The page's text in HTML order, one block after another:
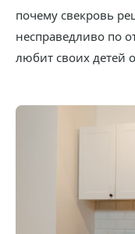
почему свекровь
несправедливо по
любит своих детей